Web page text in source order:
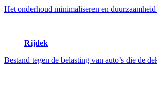
Het onderhoud minimaliseren en
Rijdek
Bestand tegen de belasting van auto’s die de